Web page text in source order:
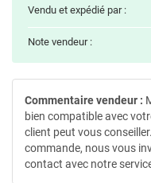
Vendu et expédié par :
Note vendeur :
Commentaire vendeur :
bien compatible avec
client peut vous
commande, nous vous
contact avec notre